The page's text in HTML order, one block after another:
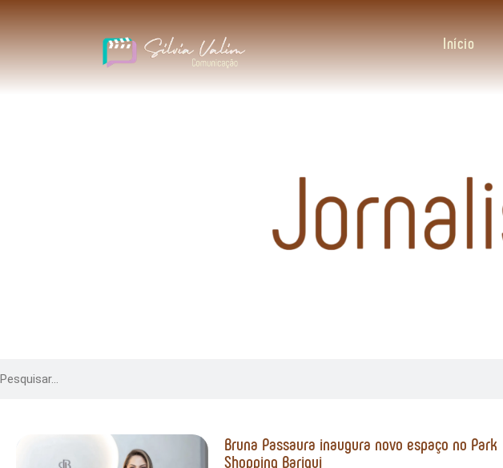
Início
Bruna Passaura inaugura novo espaço no Park
Shopping Barigui